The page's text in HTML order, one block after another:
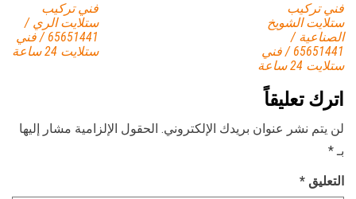
فني تركيب
ستلايت الري /
65651441 / فني
ستلايت 24 ساعة
فني تركيب
ستلايت الشويخ
الصناعية /
65651441 / فني
ستلايت 24 ساعة
اترك تعليقاً
لن يتم نشر عنوان بريدك الإلكتروني. الحقول الإلزامية مشار إليها
بـ*
التعليق *